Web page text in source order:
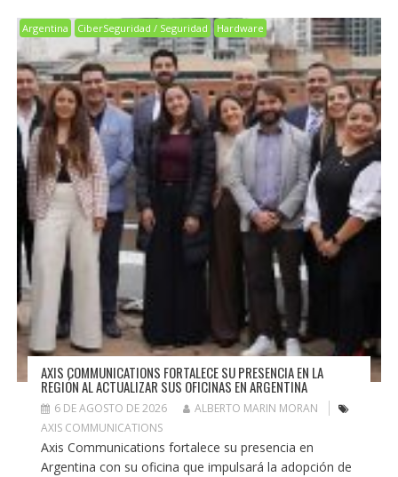
Argentina CiberSeguridad / Seguridad Hardware
AXIS COMMUNICATIONS FORTALECE SU PRESENCIA EN LA
REGIÓN AL ACTUALIZAR SUS OFICINAS EN ARGENTINA
6 DE AGOSTO DE 2026
ALBERTO MARIN MORAN
AXIS COMMUNICATIONS
Axis Communications fortalece su presencia en
Argentina con su oficina que impulsará la adopción de